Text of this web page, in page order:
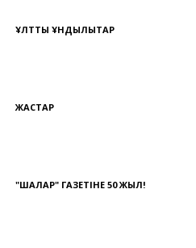
ҰЛТТЫҚ ҚҰНДЫЛЫҚТАР
ЖАСТАР
"ШАЛҚАР" ГАЗЕТІНЕ 50 ЖЫЛ!